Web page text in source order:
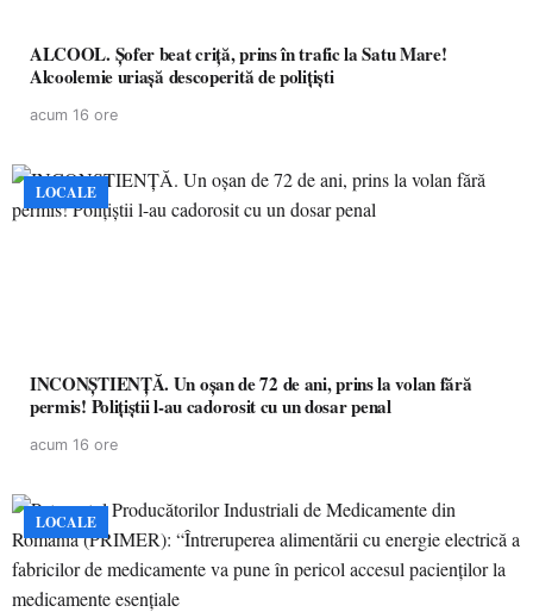
ALCOOL. Șofer beat criță, prins în trafic la Satu Mare!
Alcoolemie uriașă descoperită de polițiști
acum 16 ore
LOCALE
INCONȘTIENȚĂ. Un oșan de 72 de ani, prins la volan fără
permis! Polițiștii l-au cadorosit cu un dosar penal
acum 16 ore
LOCALE